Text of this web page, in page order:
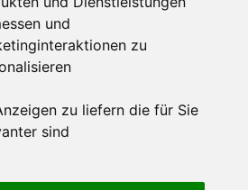
und
zu
zu liefern die für Sie
sind
pec.it
Folge uns: